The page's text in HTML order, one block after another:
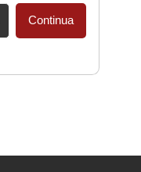
Continua